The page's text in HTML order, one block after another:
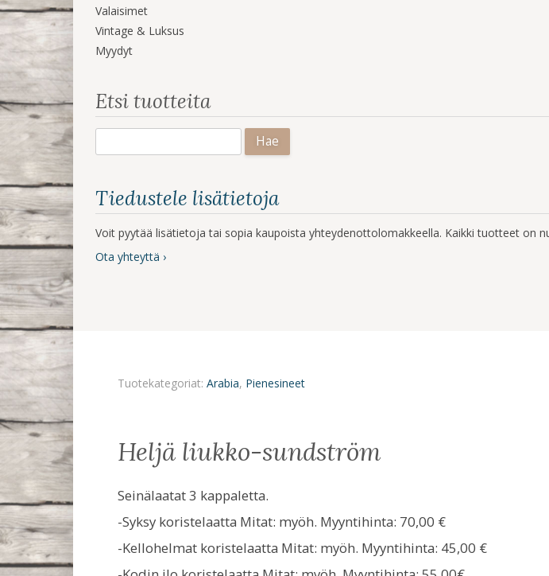
Valaisimet
Vintage & Luksus
Myydyt
Etsi tuotteita
Tiedustele lisätietoja
Voit pyytää lisätietoja tai sopia kaupoista yhteydenottolomakkeella. Kaikki tuotteet on
Ota yhteyttä ›
Tuotekategoriat: Arabia, Pienesineet
heljä liukko-sundström
Seinälaatat 3 kappaletta.
-Syksy koristelaatta Mitat: myöh. Myyntihinta: 70,00 €
-Kellohelmat koristelaatta Mitat: myöh. Myyntihinta: 45,00 €